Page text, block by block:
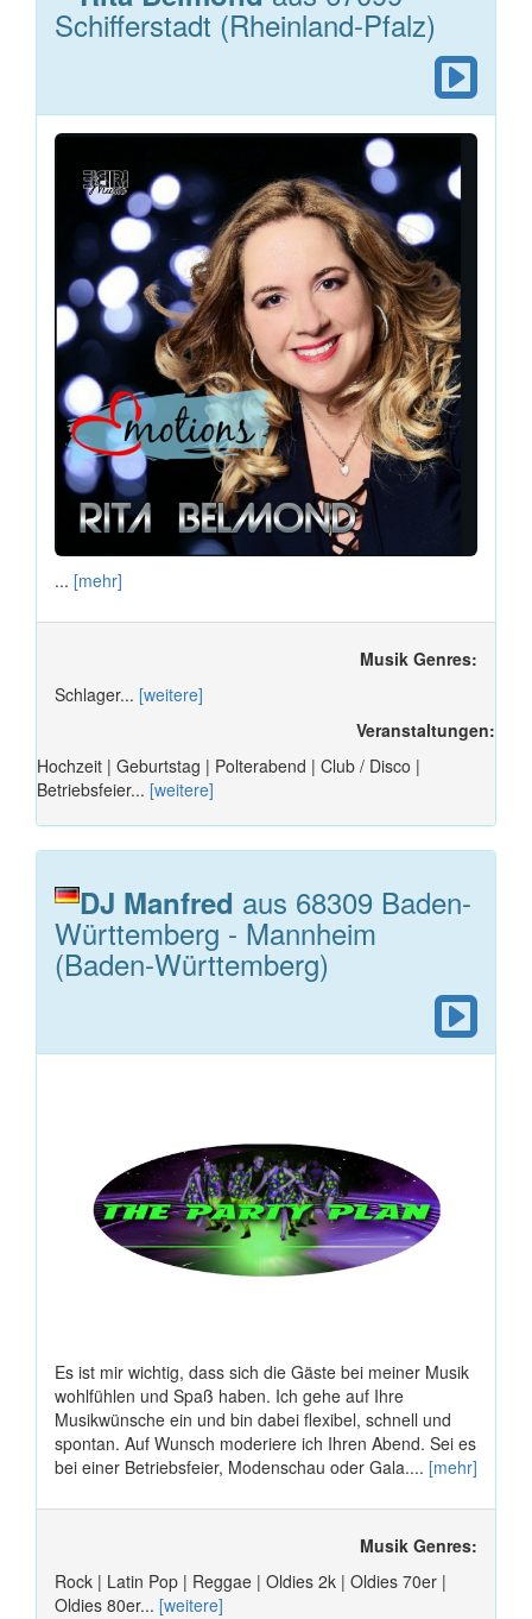
Schifferstadt (Rheinland-Pfalz)
... [mehr]
Musik Genres:
Schlager... [weitere]
Veranstaltungen:
Hochzeit | Geburtstag | Polterabend | Club / Disco |
Betriebsfeier... [weitere]
DJ Manfred aus 68309 Baden-
Württemberg - Mannheim
(Baden-Württemberg)
Es ist mir wichtig, dass sich die Gäste bei meiner Musik
wohlfühlen und Spaß haben. Ich gehe auf Ihre
Musikwünsche ein und bin dabei flexibel, schnell und
spontan. Auf Wunsch moderiere ich Ihren Abend. Sei es
bei einer Betriebsfeier, Modenschau oder Gala.... [mehr]
Musik Genres:
Rock | Latin Pop | Reggae | Oldies 2k | Oldies 70er |
Oldies 80er... [weitere]